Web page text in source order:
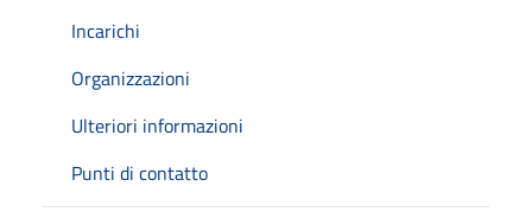
Incarichi
Organizzazioni
Ulteriori informazioni
Punti di contatto